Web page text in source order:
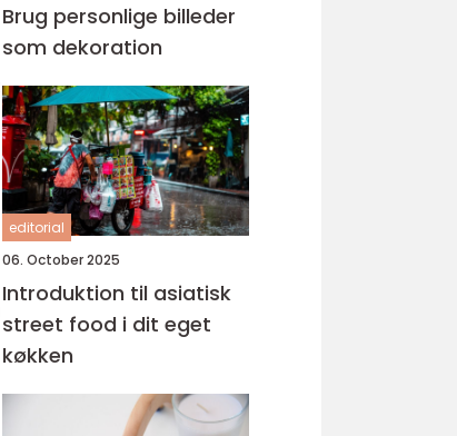
Brug personlige billeder
som dekoration
editorial
06. October 2025
Introduktion til asiatisk
street food i dit eget
køkken